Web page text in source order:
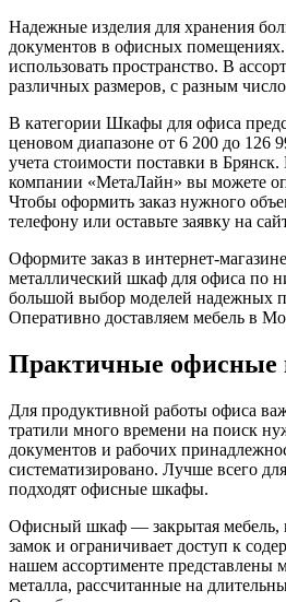
Надежные изделия для хранения
документов в офисных
использовать пространство. В
различных размеров, с разным
В категории Шкафы для офиса
ценовом диапазоне от 6 200 до 126
учета стоимости поставки в
компании «МетаЛайн» вы можете
Чтобы оформить заказ нужного
телефону или оставьте заявку на
Оформите заказ в интернет-
металлический шкаф для офиса по
большой выбор моделей надежных
Оперативно доставляем мебель в
Практичные
Для продуктивной работы офиса
тратили много времени на поиск
документов и рабочих
систематизировано. Лучше всего
подходят офисные шкафы.
Офисный шкаф — закрытая мебель,
замок и ограничивает доступ к
нашем ассортименте представлены
металла, рассчитанные на